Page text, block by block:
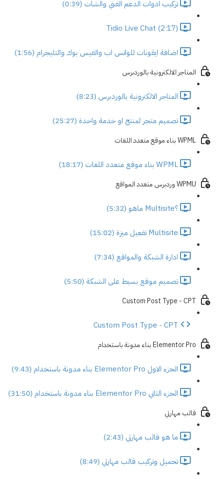
تركيب ادوات الدعم الفني والشات (0:39)
Tidio Live Chat (2:17)
اضافة ايقونات للواتس اب والفيس بوك والتليجرام (1:56)
المتاجر الالكترونية بالوردبرس
المتاجر الالكترونية بالوردبرس (8:23)
تصميم متجر لمنتج او خدمة واحدة (25:27)
WPML بناء موقع متعدد اللغات
WPML بناء موقع متعدد اللغات (18:17)
WPMU وردبرس متعدد المواقع
؟Multisite ماهو (5:32)
Multisite تفعيل ميزة (15:02)
ادارة الشبكة والمواقع (7:34)
تصميم موقع بسيط على الشبكة (5:50)
Custom Post Type - CPT
Custom Post Type - CPT
Elementor Pro بناء مدونة باستخدام
الجزء الاول Elementor Pro بناء مدونة باستخدام (9:43)
الجزء الثاني Elementor Pro بناء مدونة باستخدام (31:50)
قالب مهارتي
ما هو قالب مهارتي (2:43)
تحميل وتركيب قالب مهارتي (8:49)